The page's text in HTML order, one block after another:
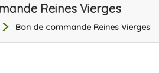
Reines Vierges
Bon de commande Reines Vierges